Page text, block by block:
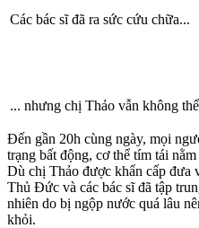
Các bác sĩ đã ra sức cứu chữa...
... nhưng chị Thảo vẫn không
Đến gần 20h cùng ngày, mọi
trạng bất động, c‌ơ th‌ể tím tái
Dù chị Thảo được khẩn cấp đưa
Thủ Đức và các bác sĩ đã tập
nhiên do bị ngộp nước quá lâu
khỏi.